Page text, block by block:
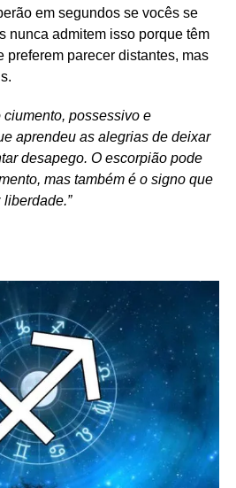
em segundos se vocês se
nunca admitem isso porque têm
preferem parecer distantes, mas
ciumento, possessivo e
aprendeu as alegrias de deixar
desapego. O escorpião pode
mas também é o signo que